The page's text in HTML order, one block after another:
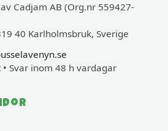
Cadjam AB (Org.nr 559427-
40 Karlholmsbruk, Sverige
Svar inom 48 h vardagar